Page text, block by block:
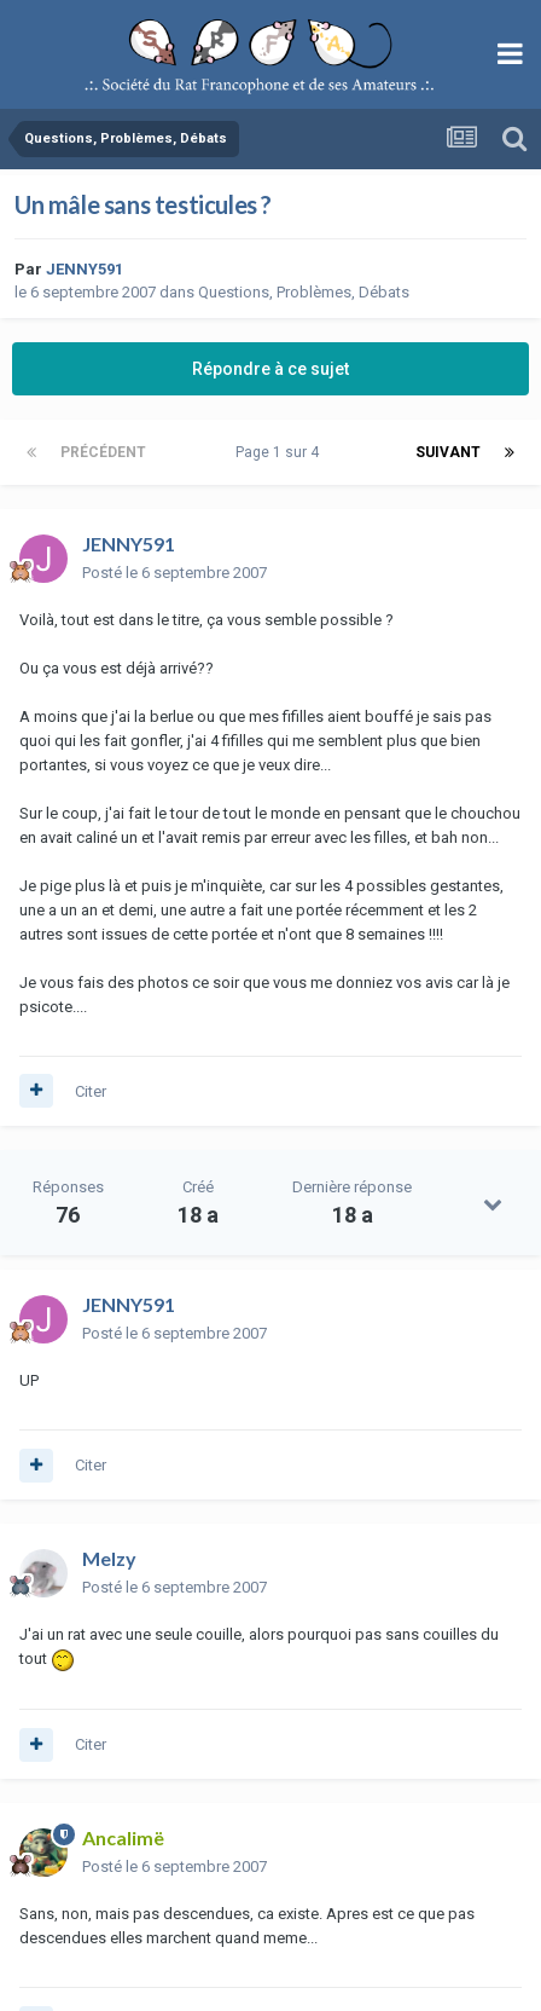
Questions, Problèmes, Débats
Un mâle sans testicules ?
Par JENNY591
le 6 septembre 2007 dans Questions, Problèmes, Débats
Répondre à ce sujet
PRÉCÉDENT SUIVANT
Page 1 sur 4
JENNY591
Posté le 6 septembre 2007
Voilà, tout est dans le titre, ça vous semble possible ?
Ou ça vous est déjà arrivé??
A moins que j'ai la berlue ou que mes fifilles aient bouffé je sais pas
quoi qui les fait gonfler, j'ai 4 fifilles qui me semblent plus que bien
portantes, si vous voyez ce que je veux dire...
Sur le coup, j'ai fait le tour de tout le monde en pensant que le chouchou
en avait caliné un et l'avait remis par erreur avec les filles, et bah non...
Je pige plus là et puis je m'inquiète, car sur les 4 possibles gestantes,
une a un an et demi, une autre a fait une portée récemment et les 2
autres sont issues de cette portée et n'ont que 8 semaines !!!!
Je vous fais des photos ce soir que vous me donniez vos avis car là je
psicote....
Citer
Réponses
76
Créé
18 a
Dernière réponse
18 a
JENNY591
Posté le 6 septembre 2007
UP
Citer
Melzy
Posté le 6 septembre 2007
J'ai un rat avec une seule couille, alors pourquoi pas sans couilles du
tout
Citer
Ancalimë
Posté le 6 septembre 2007
Sans, non, mais pas descendues, ca existe. Apres est ce que pas
descendues elles marchent quand meme...